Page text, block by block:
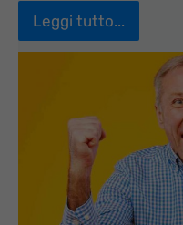
Leggi tutto...